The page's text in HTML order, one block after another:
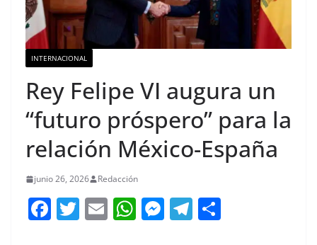
INTERNACIONAL
Rey Felipe VI augura un
“futuro próspero” para la
relación México-España
junio 26, 2026 Redacción
F T E W M T